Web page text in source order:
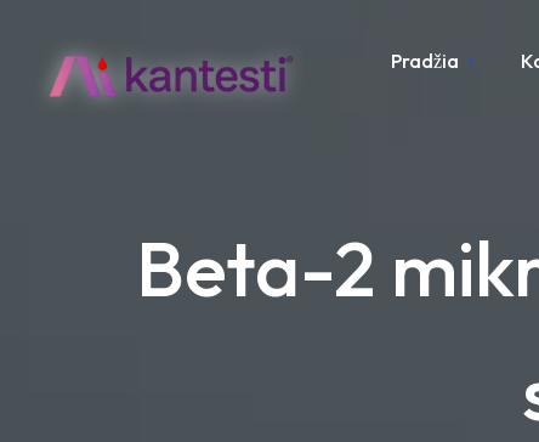
Pradžia
Beta-2